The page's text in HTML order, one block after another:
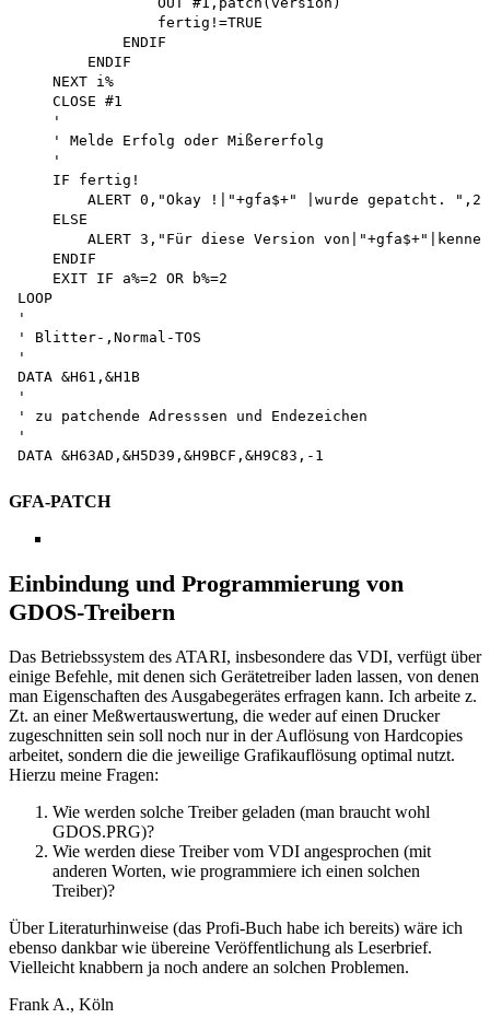
                fertig!=TRUE
            ENDIF
        ENDIF
    NEXT i%
    CLOSE #1
    '
    ' Melde Erfolg oder Mißererfolg
    '
    IF fertig!
ALERT 0,"Okay !|"+gfa$+" |wurde gepatcht.
    ELSE
ALERT 3,"Für diese Version
    ENDIF
    EXIT IF a%=2 OR b%=2
LOOP
'
' Blitter-,Normal-TOS
'
DATA &H61,&H1B
'
' zu patchende Adresssen und Endezeichen
'
GFA-PATCH
Einbindung und Programmierung von
GDOS-Treibern
Das Betriebssystem des ATARI, insbesondere das VDI, verfügt über
einige Befehle, mit denen sich Gerätetreiber laden lassen, von denen
man Eigenschaften des Ausgabegerätes erfragen kann. Ich arbeite z.
Zt. an einer Meßwertauswertung, die weder auf einen Drucker
zugeschnitten sein soll noch nur in der Auflösung von Hardcopies
arbeitet, sondern die die jeweilige Grafikauflösung optimal nutzt.
Hierzu meine Fragen:
Wie werden solche Treiber geladen (man braucht wohl
GDOS.PRG)?
Wie werden diese Treiber vom VDI angesprochen (mit
anderen Worten, wie programmiere ich einen solchen
Treiber)?
Über Literaturhinweise (das Profi-Buch habe ich bereits) wäre ich
ebenso dankbar wie übereine Veröffentlichung als Leserbrief.
Vielleicht knabbern ja noch andere an solchen Problemen.
Frank A., Köln